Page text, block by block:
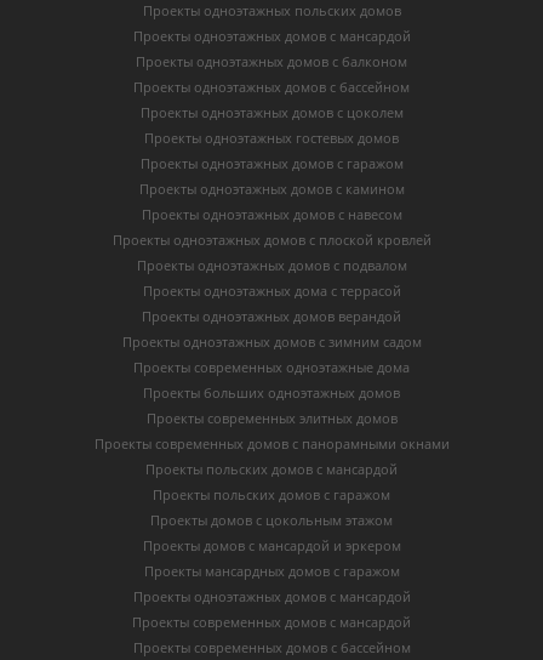
Проекты одноэтажных польских домов
Проекты одноэтажных домов с мансардой
Проекты одноэтажных домов с балконом
Проекты одноэтажных домов с бассейном
Проекты одноэтажных домов с цоколем
Проекты одноэтажных гостевых домов
Проекты одноэтажных домов с гаражом
Проекты одноэтажных домов с камином
Проекты одноэтажных домов с навесом
Проекты одноэтажных домов с плоской кровлей
Проекты одноэтажных домов с подвалом
Проекты одноэтажных дома с террасой
Проекты одноэтажных домов верандой
Проекты одноэтажных домов с зимним садом
Проекты современных одноэтажные дома
Проекты больших одноэтажных домов
Проекты современных элитных домов
Проекты современных домов с панорамными окнами
Проекты польских домов с мансардой
Проекты польских домов с гаражом
Проекты домов с цокольным этажом
Проекты домов с мансардой и эркером
Проекты мансардных домов с гаражом
Проекты одноэтажных домов с мансардой
Проекты современных домов с мансардой
Проекты современных домов с бассейном